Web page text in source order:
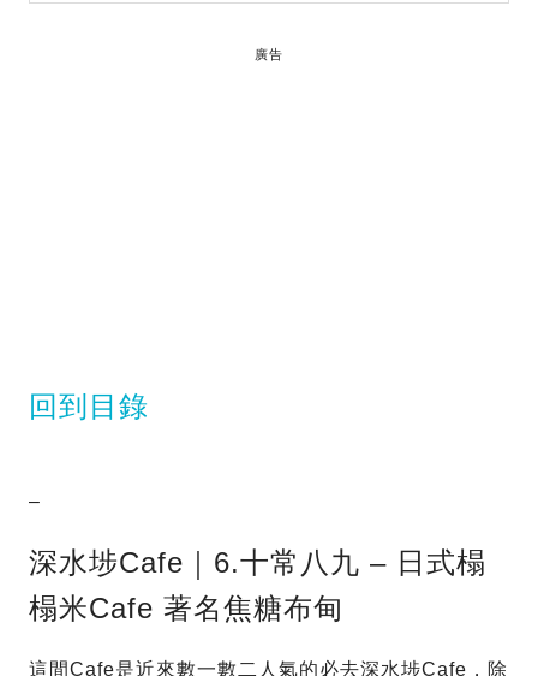
廣告
回到目錄
–
深水埗Cafe｜6.十常八九 – 日式榻
榻米Cafe 著名焦糖布甸
這間Cafe是近來數一數二人氣的必去深水埗Cafe，除